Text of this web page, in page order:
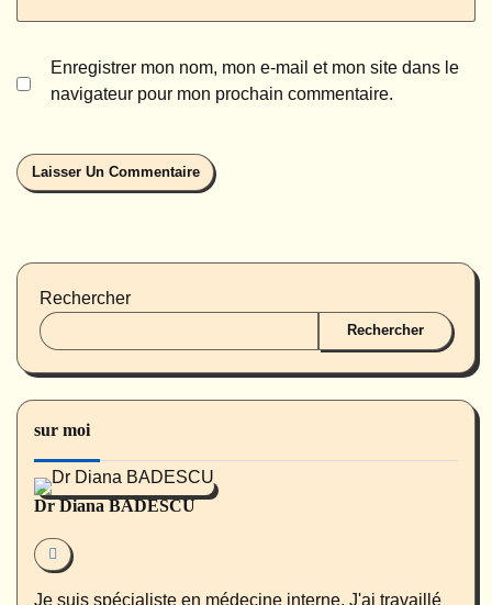
Enregistrer mon nom, mon e-mail et mon site dans le
navigateur pour mon prochain commentaire.
Rechercher
Rechercher
sur moi
Dr Diana BADESCU
Je suis spécialiste en médecine interne. J'ai travaillé